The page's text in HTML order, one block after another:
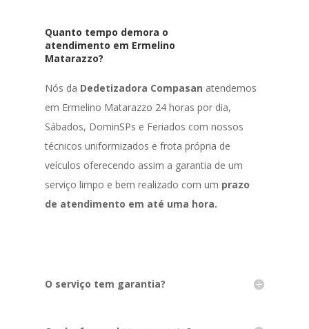
Quanto tempo demora o
atendimento em Ermelino
Matarazzo?
Nós da Dedetizadora Compasan atendemos
em Ermelino Matarazzo 24 horas por dia,
Sábados, DominSPs e Feriados com nossos
técnicos uniformizados e frota própria de
veículos oferecendo assim a garantia de um
serviço limpo e bem realizado com um prazo
de atendimento em até uma hora.
O serviço tem garantia?